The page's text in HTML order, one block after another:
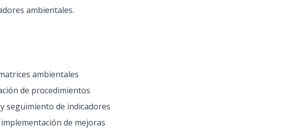
ambientales.
ambientales
de procedimientos
seguimiento de indicadores
de mejoras